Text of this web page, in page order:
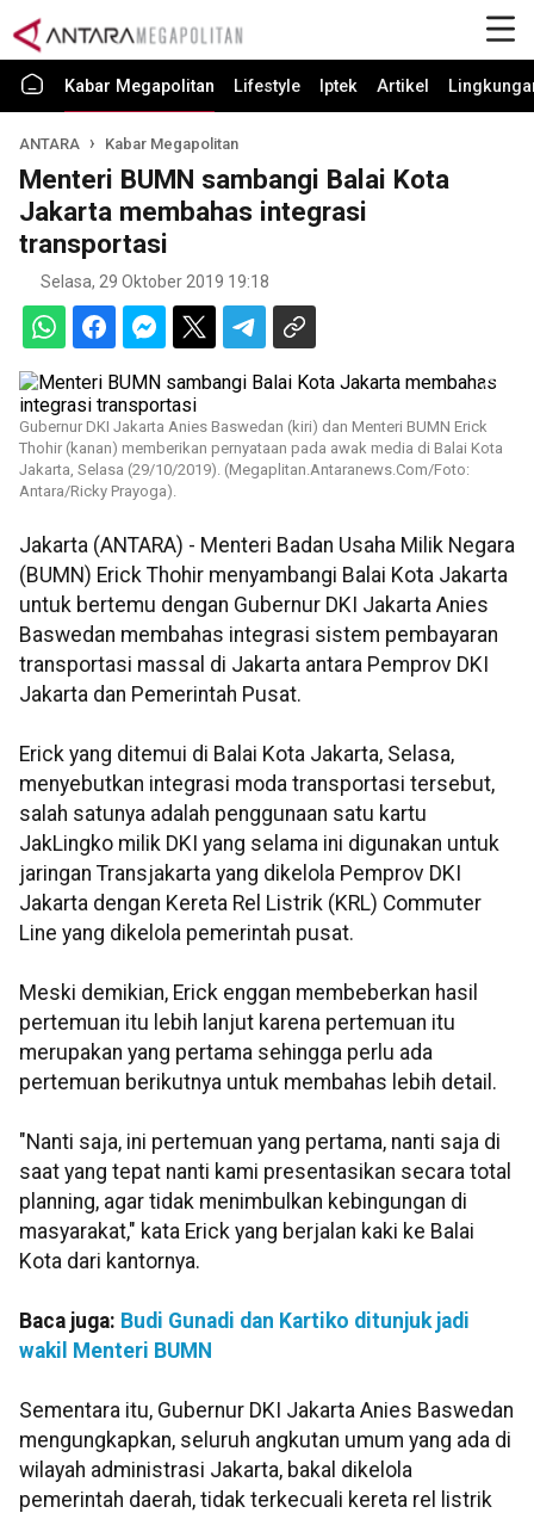
Kabar Megapolitan Lifestyle Iptek Artikel
ANTARA Kabar Megapolitan
Menteri BUMN sambangi Balai Kota
Jakarta membahas integrasi
transportasi
Selasa, 29 Oktober 2019 19:18
Gubernur DKI Jakarta Anies Baswedan (kiri) dan Menteri BUMN Erick
Thohir (kanan) memberikan pernyataan pada awak media di Balai Kota
Jakarta, Selasa (29/10/2019). (Megaplitan.Antaranews.Com/Foto:
Antara/Ricky Prayoga).
Jakarta (ANTARA) - Menteri Badan Usaha Milik Negara
(BUMN) Erick Thohir menyambangi Balai Kota Jakarta
untuk bertemu dengan Gubernur DKI Jakarta Anies
Baswedan membahas integrasi sistem pembayaran
transportasi massal di Jakarta antara Pemprov DKI
Jakarta dan Pemerintah Pusat.
Erick yang ditemui di Balai Kota Jakarta, Selasa,
menyebutkan integrasi moda transportasi tersebut,
salah satunya adalah penggunaan satu kartu
JakLingko milik DKI yang selama ini digunakan untuk
jaringan Transjakarta yang dikelola Pemprov DKI
Jakarta dengan Kereta Rel Listrik (KRL) Commuter
Line yang dikelola pemerintah pusat.
Meski demikian, Erick enggan membeberkan hasil
pertemuan itu lebih lanjut karena pertemuan itu
merupakan yang pertama sehingga perlu ada
pertemuan berikutnya untuk membahas lebih detail.
"Nanti saja, ini pertemuan yang pertama, nanti saja di
saat yang tepat nanti kami presentasikan secara total
planning, agar tidak menimbulkan kebingungan di
masyarakat," kata Erick yang berjalan kaki ke Balai
Kota dari kantornya.
Baca juga: Budi Gunadi dan Kartiko ditunjuk jadi
wakil Menteri BUMN
Sementara itu, Gubernur DKI Jakarta Anies Baswedan
mengungkapkan, seluruh angkutan umum yang ada di
wilayah administrasi Jakarta, bakal dikelola
pemerintah daerah, tidak terkecuali kereta rel listrik